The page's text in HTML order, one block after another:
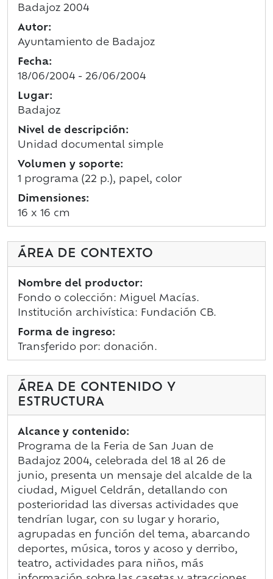
Badajoz 2004
Autor:
Ayuntamiento de Badajoz
Fecha:
18/06/2004 - 26/06/2004
Lugar:
Badajoz
Nivel de descripción:
Unidad documental simple
Volumen y soporte:
1 programa (22 p.), papel, color
Dimensiones:
16 x 16 cm
ÁREA DE CONTEXTO
Nombre del productor:
Fondo o colección: Miguel Macías.
Institución archivística: Fundación CB.
Forma de ingreso:
Transferido por: donación.
ÁREA DE CONTENIDO Y
ESTRUCTURA
Alcance y contenido:
Programa de la Feria de San Juan de
Badajoz 2004, celebrada del 18 al 26 de
junio, presenta un mensaje del alcalde de la
ciudad, Miguel Celdrán, detallando con
posterioridad las diversas actividades que
tendrían lugar, con su lugar y horario,
agrupadas en función del tema, abarcando
deportes, música, toros y acoso y derribo,
teatro, actividades para niños, más